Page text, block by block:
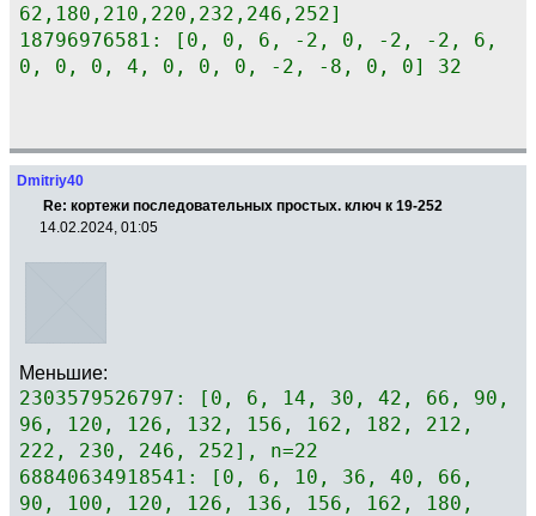
62,180,210,220,232,246,252]
18796976581: [0, 0, 6, -2, 0, -2, -2, 6,
0, 0, 0, 4, 0, 0, 0, -2, -8, 0, 0] 32
Dmitriy40
Re: кортежи последовательных простых. ключ к 19-252
14.02.2024, 01:05
Меньшие:
2303579526797: [0, 6, 14, 30, 42, 66, 90,
96, 120, 126, 132, 156, 162, 182, 212,
222, 230, 246, 252], n=22
68840634918541: [0, 6, 10, 36, 40, 66,
90, 100, 120, 126, 136, 156, 162, 180,